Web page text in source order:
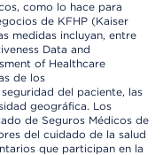
como lo hace para
de KFHP (Kaiser
medidas incluyan, entre
Data and
of Healthcare
de los
del paciente, las
geográfica. Los
de Seguros Médicos de
del cuidado de la salud
que participan en la